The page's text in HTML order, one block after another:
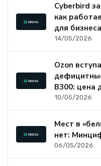
Cyberbird
как
для бизнеса
14/05/2026
Ozon
B300: цена
10/05/2026
Мест в
нет:
06/05/2026